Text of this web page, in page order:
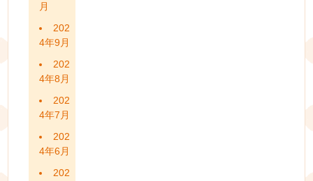
月
202
4年9月
202
4年8月
202
4年7月
202
4年6月
202